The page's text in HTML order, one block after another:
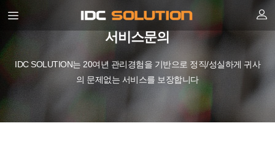
서비스문의
IDC SOLUTION는 20여년 관리경험을 기반으로 정직/성실하게 귀사
의 문제없는 서비스를 보장합니다